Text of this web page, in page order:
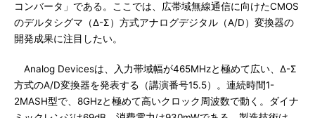
コンバータ」である。ここでは、広帯域無線通信に向けたCMOS
のデルタシグマ（Δ-Σ）方式アナログデジタル（A/D）変換器の
開発成果に注目したい。
Analog Devicesは、入力帯域幅が465MHzと極めて広い、Δ-Σ
方式のA/D変換器を発表する（講演番号15.5）。連続時間1-
2MASH型で、8GHzと極めて高いクロック周波数で動く。ダイナ